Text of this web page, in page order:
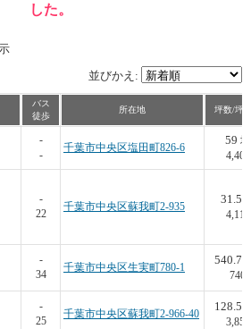
した。
並びかえ:
バス
徒歩
所在地 坪数/坪
-
-
千葉市中央区塩田町826-6
59 坪
4,407
-
22
千葉市中央区蘇我町2-935
31.5
4,114
-
34
千葉市中央区生実町780-1
540.73
740
-
25
千葉市中央区蘇我町2-966-40
128.56
3,850